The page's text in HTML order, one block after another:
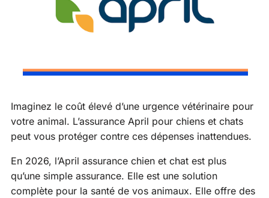
Imaginez le coût élevé d’une urgence vétérinaire pour
votre animal. L’assurance April pour chiens et chats
peut vous protéger contre ces dépenses inattendues.
En 2026, l’April assurance chien et chat est plus
qu’une simple assurance. Elle est une solution
complète pour la santé de vos animaux. Elle offre des